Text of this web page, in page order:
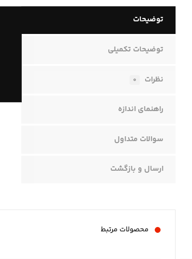
توضیحات
توضیحات تکمیلی
نظرات ۰
راهنمای اندازه
سوالات متداول
ارسال و بازگشت
محصولات مرتبط